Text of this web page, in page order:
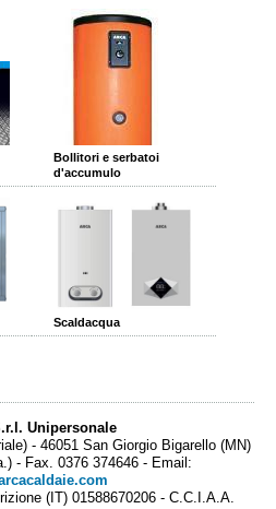
Bollitori e serbatoi
d'accumulo
Scaldacqua
Unipersonale
- 46051 San Giorgio Bigarello (MN)
- Fax. 0376 374646 - Email:
(IT) 01588670206 - C.C.I.A.A.